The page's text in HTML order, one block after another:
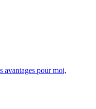
avantages pour moi,